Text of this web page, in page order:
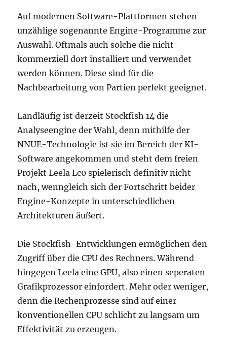
Auf modernen Software-Plattformen stehen
unzählige sogenannte Engine-Programme zur
Auswahl. Oftmals auch solche die nicht-
kommerziell dort installiert und verwendet
werden können. Diese sind für die
Nachbearbeitung von Partien perfekt geeignet.
Landläufig ist derzeit Stockfish 14 die
Analyseengine der Wahl, denn mithilfe der
NNUE-Technologie ist sie im Bereich der KI-
Software angekommen und steht dem freien
Projekt Leela Lc0 spielerisch definitiv nicht
nach, wenngleich sich der Fortschritt beider
Engine-Konzepte in unterschiedlichen
Architekturen äußert.
Die Stockfish-Entwicklungen ermöglichen den
Zugriff über die CPU des Rechners. Während
hingegen Leela eine GPU, also einen seperaten
Grafikprozessor einfordert. Mehr oder weniger,
denn die Rechenprozesse sind auf einer
konventionellen CPU schlicht zu langsam um
Effektivität zu erzeugen.